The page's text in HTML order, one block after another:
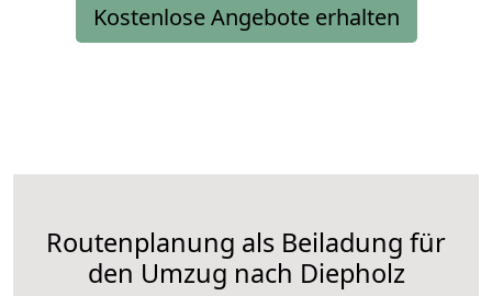
Kostenlose Angebote erhalten
Routenplanung als Beiladung für
den Umzug nach Diepholz